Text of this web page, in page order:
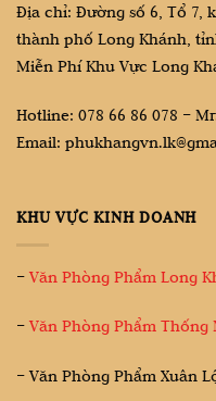
Địa chỉ: Đường số 6, Tổ 7,
thành phố Long Khánh,
Miễn Phí Khu Vực Long
Hotline: 078 66 86 078 –
Email:
KHU VỰC KINH DOANH
–Văn Phòng Phẩm Long
–Văn Phòng Phẩm Thống
– Văn Phòng Phẩm Xuân